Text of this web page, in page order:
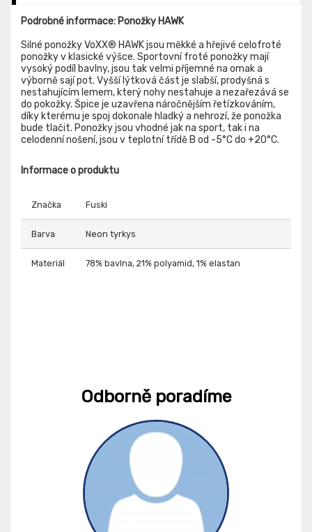
Podrobné informace: Ponožky HAWK
Silné ponožky VoXX® HAWK jsou měkké a hřejivé celofroté
ponožky v klasické výšce. Sportovní froté ponožky mají
vysoký podíl bavlny, jsou tak velmi příjemné na omak a
výborně sají pot. Vyšší lýtková část je slabší, prodyšná s
nestahujícím lemem, který nohy nestahuje a nezařezává se
do pokožky. Špice je uzavřena náročnějším řetízkováním,
díky kterému je spoj dokonale hladký a nehrozí, že ponožka
bude tlačit. Ponožky jsou vhodné jak na sport, tak i na
celodenní nošení, jsou v teplotní třídě B od -5°C do +20°C.
Informace o produktu
Značka Fuski
Barva Neon tyrkys
Materiál 78% bavlna, 21% polyamid, 1% elastan
Odborně poradíme